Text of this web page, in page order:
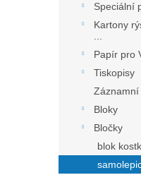
Speciální
Kartony
...
Papír pro
Tiskopisy
Záznamní
Bloky
Bločky
blok